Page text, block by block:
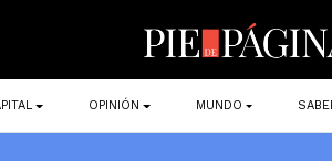
OPINIÓN MUNDO